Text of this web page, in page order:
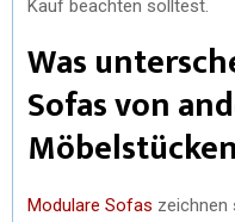
Kauf beachten solltest.
Was
Sofas von
Modulare Sofas zeichnen